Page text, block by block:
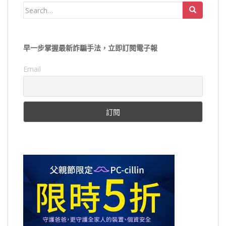
Search
早一步掌握最新詐騙手法，立即訂閱電子報
Email